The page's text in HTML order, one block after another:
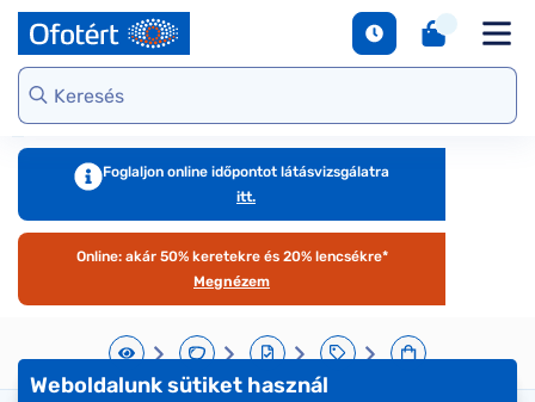
Webshop kínálat
Virtuális
szemüvegpróba
Szemüveg-
kiegészítők
Online vásárlás
útmutató
Női
Ralph
Tommy
Emporio
Armani
További
Polarizált
napszemüvegek
Virtuális
napszemüvegpróba
Kategória
Férfi
Ray-Ban
Guess
Exchange
Ralph
Gondoskodjunk
szemünkről
Kerettípusok
Márkaismertető
Foglaljon online időpontot látásvizsgálatra
itt.
Online: akár 50% keretekre és 20% lencsékre*
Megnézem
Weboldalunk sütiket használ